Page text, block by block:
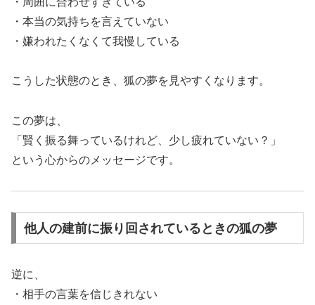
・本当の気持ちを言えていない
・嫌われたくなくて我慢している
こうした状態のとき、狐の夢を見やすくなります。
この夢は、
「賢く振る舞っているけれど、少し疲れていない？」
という心からのメッセージです。
他人の建前に振り回されているときの狐の夢
逆に、
・相手の言葉を信じきれない